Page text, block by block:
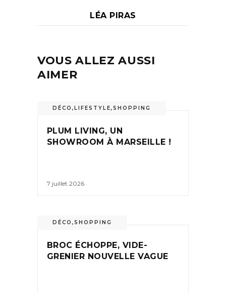
LÉA PIRAS
VOUS ALLEZ AUSSI
AIMER
DÉCO , LIFESTYLE,SHOPPING
PLUM LIVING, UN
SHOWROOM À MARSEILLE !
7 juillet 2026
DÉCO ,SHOPPING
BROC ÉCHOPPE, VIDE-
GRENIER NOUVELLE VAGUE